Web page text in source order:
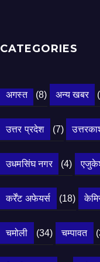
CATEGORIES
अगस्त (8) अन्य खबर
उत्तर प्रदेश (7)
उधमसिंघ नगर (4)
कर्रेंट अफेयर्स (18)
चमोली (34) चम्पावत